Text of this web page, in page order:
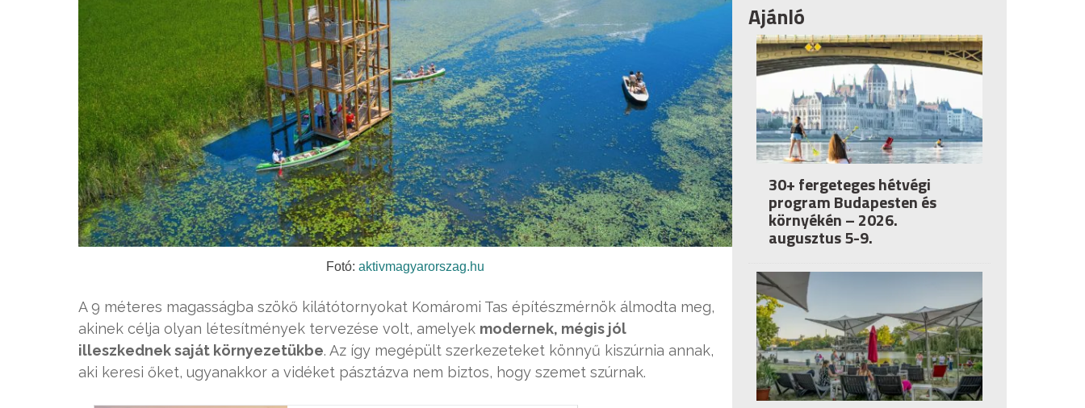
Fotó: aktivmagyarorszag.hu
A 9 méteres magasságba szökő kilátótornyokat Komáromi Tas építészmérnök álmodta meg,
akinek célja olyan létesítmények tervezése volt, amelyek modernek, mégis jól
illeszkednek saját környezetükbe. Az így megépült szerkezeteket könnyű kiszúrnia annak,
aki keresi őket, ugyanakkor a vidéket pásztázva nem biztos, hogy szemet szúrnak.
Ajánló
30+ fergeteges hétvégi
program Budapesten és
környékén – 2026.
augusztus 5-9.